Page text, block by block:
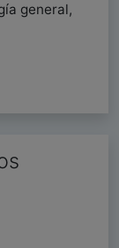
general,